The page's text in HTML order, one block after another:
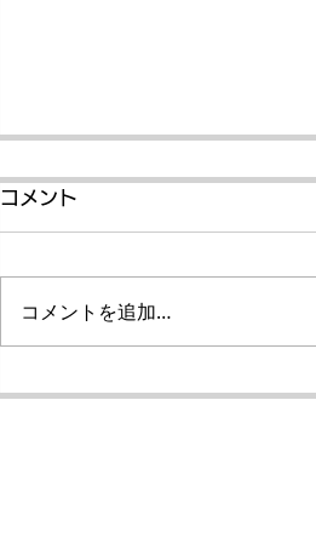
コメント
コメントを追加…